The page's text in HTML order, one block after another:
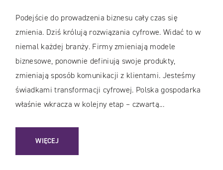
Podejście do prowadzenia biznesu cały czas się
zmienia. Dziś królują rozwiązania cyfrowe. Widać to w
niemal każdej branży. Firmy zmieniają modele
biznesowe, ponownie definiują swoje produkty,
zmieniają sposób komunikacji z klientami. Jesteśmy
świadkami transformacji cyfrowej. Polska gospodarka
właśnie wkracza w kolejny etap – czwartą...
WIĘCEJ
: DIGITAL TRANSFORMATION – JAK PRZEPROWADZIĆ